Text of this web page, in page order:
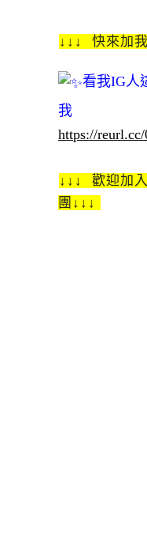
↓↓↓ 快來加
看我IG人
我
https://
↓↓↓ 歡迎加
團↓↓↓